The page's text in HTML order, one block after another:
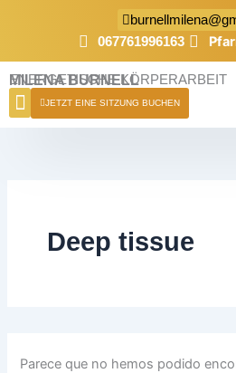
067761996163
MILENA BURNELL
ENERGETISCHE KÖRPERARBEIT
JETZT EINE SITZUNG BUCHEN
Deep tissue
Parece que no hemos podido